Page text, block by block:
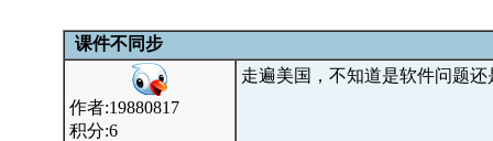
课件不同步
作者:19880817
积分:6
走遍美国，不知道是软件问题